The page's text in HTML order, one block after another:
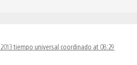
tiempo universal coordinado at 08:29